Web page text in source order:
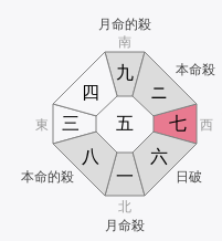
月命的殺
本命殺
本命的殺
月命殺
日破
南
北
東 西
一
ニ
三
四
五
六
七
八
九